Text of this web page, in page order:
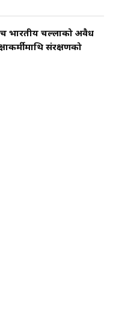
भारतीय चल्लाको अवैध
संरक्षणको